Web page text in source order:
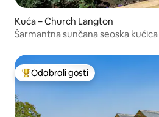
Kuća – Church Langton
Šarmantna sunčana seoska kućica
Među najviše rangiranima s
Odabrali gosti